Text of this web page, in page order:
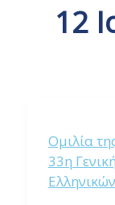
12
Ομιλία
33η